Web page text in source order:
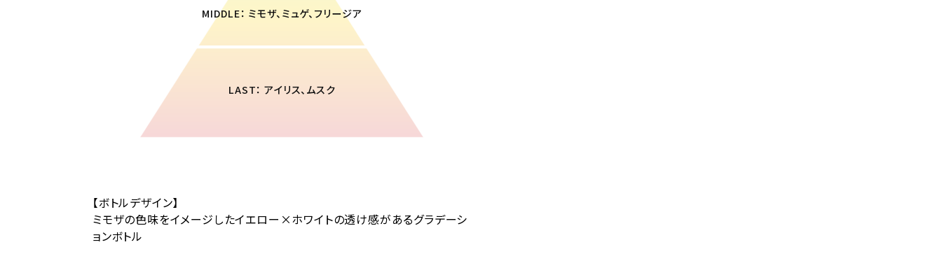
MIDDLE： ミモザ、ミュゲ、フリージア
LAST： アイリス、ムスク
【ボトルデザイン】
ミモザの色味をイメージしたイエロー×ホワイトの透け感があるグラデーシ
ョンボトル